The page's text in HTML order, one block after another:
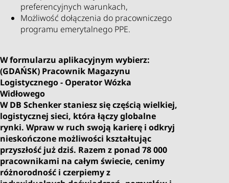
preferencyjnych warunkach,
Możliwość dołączenia do pracowniczego
programu emerytalnego PPE.
W formularzu aplikacyjnym wybierz:
(GDAŃSK) Pracownik Magazynu
Logistycznego - Operator Wózka
Widłowego
W DB Schenker staniesz się częścią wielkiej,
logistycznej sieci, która łączy globalne
rynki. Wpraw w ruch swoją karierę i odkryj
nieskończone możliwości kształtując
przyszłość już dziś. Razem z ponad 78 000
pracownikami na całym świecie, cenimy
różnorodność i czerpiemy z